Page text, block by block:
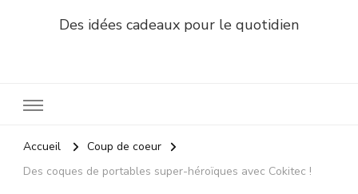
Des idées cadeaux pour le quotidien
Accueil
Coup de coeur
Des coques de portables super-héroïques avec Cokitec !